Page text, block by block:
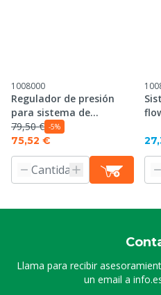
1008000
Regulador de presión
para sistema de
bebederos I-flow
79,50 € -5%
75,52 €
Llama para recibir
un email a